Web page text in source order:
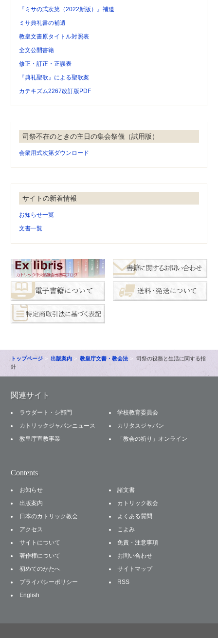
『ミサの式次第（2022新版）』補遺
ミサ典礼書の補遺
教皇文書原タイトル対照表
全文公開書籍
修正・訂正・正誤表
『典礼聖歌』による聖歌案
カテキズム2267改訂版PDF
司祭不在のときの主日の集会祭儀（試用版）
会衆用式次第ダウンロード
サイトの新着情報
お知らせ一覧
文書一覧
トップページ 出版案内 教皇庁文書・教会法
司祭の役務と生活に関する指
針
関連サイト
ラウダート・シ部門
学校教育委員会
カトリックジャパンニュース
カリタスジャパン
教皇庁宣教事業
「教会の祈り」オンライン
Contents
お知らせ
諸文書
出版案内
カトリック教会
日本のカトリック教会
よくある質問
アクセス
こよみ
サイトについて
免責・注意事項
著作権について
お問い合わせ
初めてのかたへ
サイトマップ
プライバシーポリシー
RSS
English